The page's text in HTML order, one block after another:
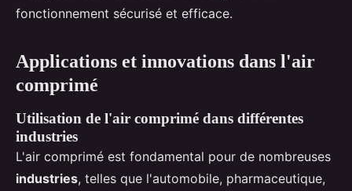
fonctionnement sécurisé et efficace.
Applications et innovations dans l'air
comprimé
Utilisation de l'air comprimé dans différentes
industries
L'air comprimé est fondamental pour de nombreuses
industries, telles que l'automobile, pharmaceutique,